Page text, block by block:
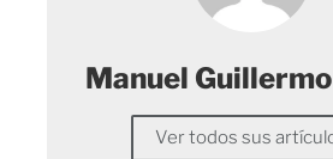
Manuel
Ver todos sus